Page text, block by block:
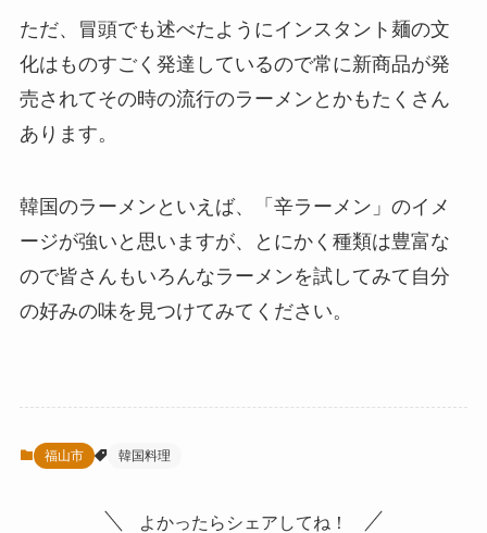
ただ、冒頭でも述べたようにインスタント麺の文
化はものすごく発達しているので常に新商品が発
売されてその時の流行のラーメンとかもたくさん
あります。
韓国のラーメンといえば、「辛ラーメン」のイメ
ージが強いと思いますが、とにかく種類は豊富な
ので皆さんもいろんなラーメンを試してみて自分
の好みの味を見つけてみてください。
福山市 韓国料理
よかったらシェアしてね！